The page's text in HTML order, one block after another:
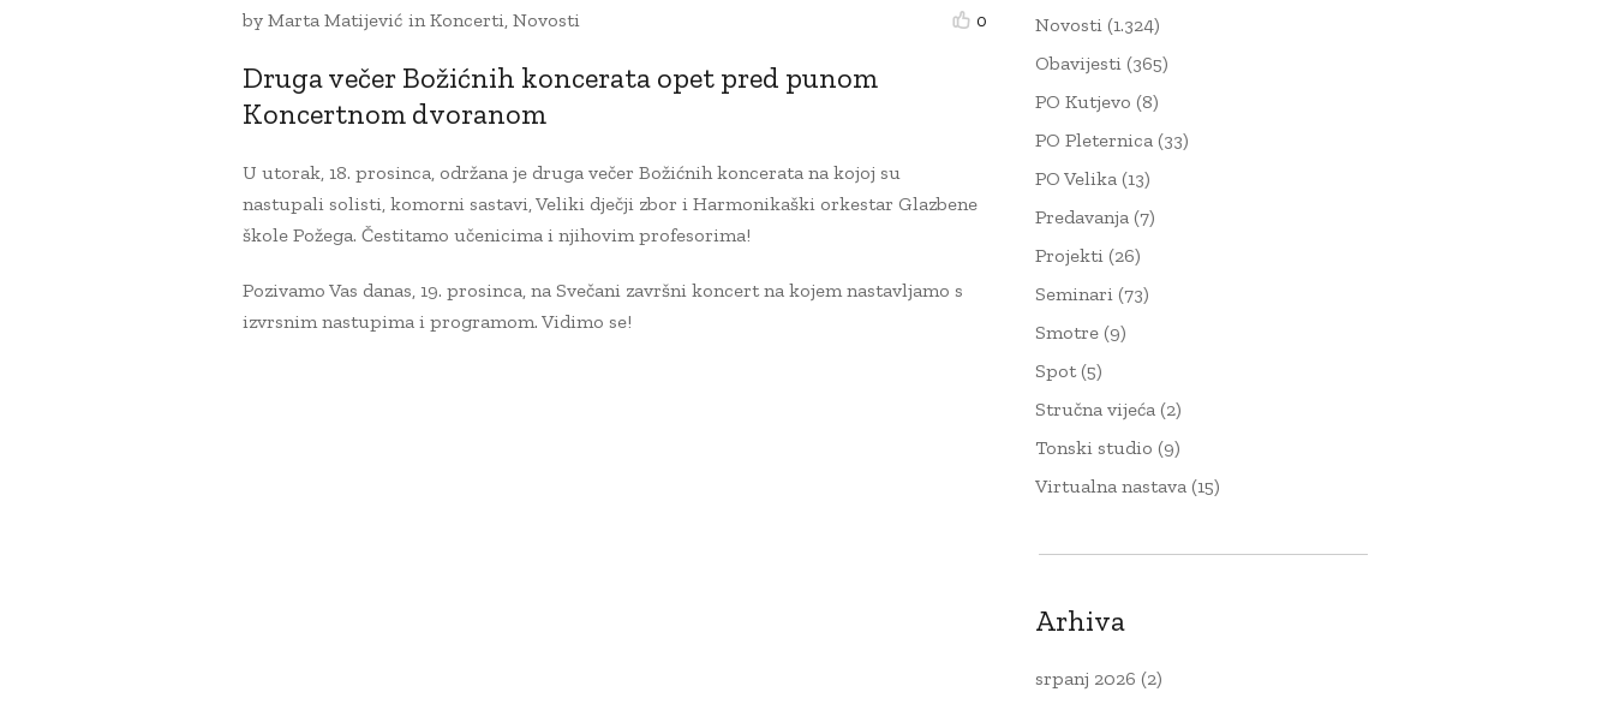
0
by Marta Matijević inKoncerti, Novosti
Druga večer Božićnih koncerata opet pred punom
Koncertnom dvoranom
U utorak, 18. prosinca, održana je druga večer Božićnih koncerata na kojoj su
nastupali solisti, komorni sastavi, Veliki dječji zbor i Harmonikaški orkestar Glazbene
škole Požega. Čestitamo učenicima i njihovim profesorima!
Pozivamo Vas danas, 19. prosinca, na Svečani završni koncert na kojem nastavljamo s
izvrsnim nastupima i programom. Vidimo se!
Novosti (1.324)
Obavijesti (365)
PO Kutjevo (8)
PO Pleternica (33)
PO Velika (13)
Predavanja (7)
Projekti (26)
Seminari (73)
Smotre (9)
Spot(5)
Stručna vijeća (2)
Tonski studio (9)
Virtualna nastava (15)
Arhiva
srpanj 2026 (2)